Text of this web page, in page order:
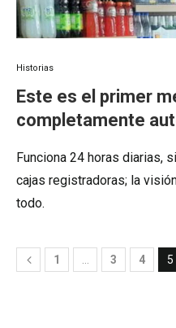
Historias
Este es el primer
completamente
Funciona 24 horas diarias,
cajas registradoras; la
todo.
1 3 4 5